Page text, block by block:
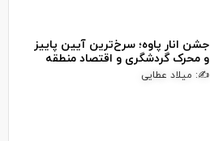
جشن انار پاوه؛ سرخ‌ترین آیین پاییز
و محرک گردشگری و اقتصاد منطقه
✍: میلاد عطایی